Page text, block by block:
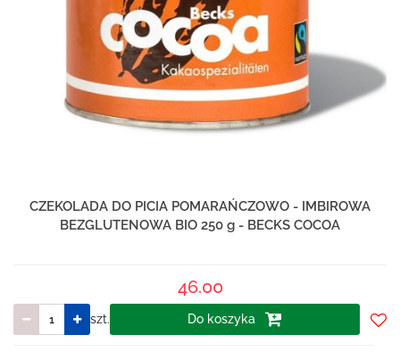
CZEKOLADA DO PICIA POMARAŃCZOWO - IMBIROWA
BEZGLUTENOWA BIO 250 g - BECKS COCOA
46.00
szt. Do koszyka